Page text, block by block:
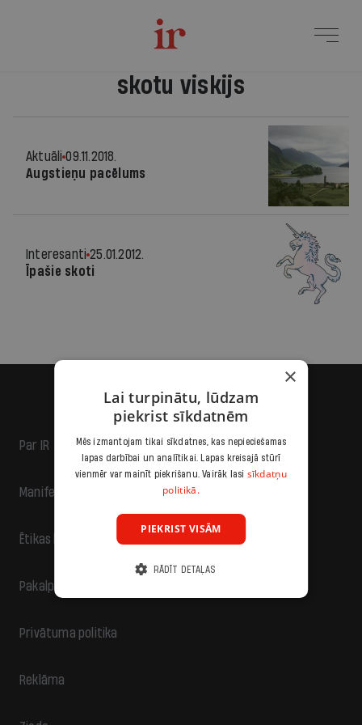
skotu viskijs
Aktuāli 09.11.2018.
Augstieņu pacēlums
Interesanti 25.01.2012.
Īpašie skoti
Par IR
Manifests
Ētikas kodekss
Pakalpojumu sniegšanas noteikumi
Privātuma politika
Reklāma
×
Lai turpinātu, lūdzam
piekrist sīkdatnēm
Mēs izmantojam tikai sīkdatnes, kas nepieciešamas
lapas darbībai un analītikai. Lapas kreisajā stūrī
vienmēr var mainīt piekrišanu. Vairāk lasi sīkdatņu
politikā.
PIEKRIST VISĀM
RĀDĪT DETAĻAS